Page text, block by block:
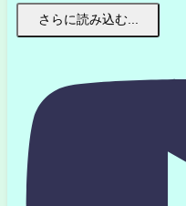
さらに読み込む...